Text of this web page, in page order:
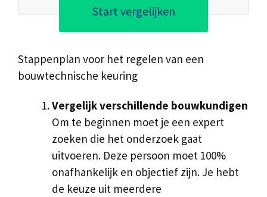
Start vergelijken
Stappenplan voor het regelen van een
bouwtechnische keuring
Vergelijk verschillende bouwkundigen
Om te beginnen moet je een expert
zoeken die het onderzoek gaat
uitvoeren. Deze persoon moet 100%
onafhankelijk en objectief zijn. Je hebt
de keuze uit meerdere